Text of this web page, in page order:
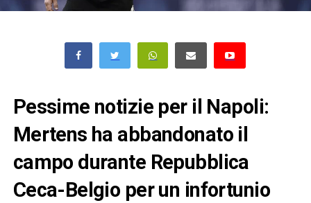
Pessime notizie per il Napoli:
Mertens ha abbandonato il
campo durante Repubblica
Ceca-Belgio per un infortunio